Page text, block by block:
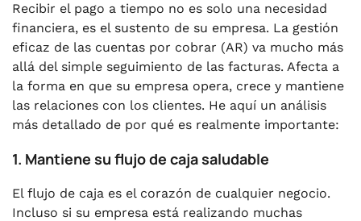
Recibir el pago a tiempo no es solo una necesidad
financiera, es el sustento de su empresa. La gestión
eficaz de las cuentas por cobrar (AR) va mucho más
allá del simple seguimiento de las facturas. Afecta a
la forma en que su empresa opera, crece y mantiene
las relaciones con los clientes. He aquí un análisis
más detallado de por qué es realmente importante:
1. Mantiene su flujo de caja saludable
El flujo de caja es el corazón de cualquier negocio.
Incluso si su empresa está realizando muchas